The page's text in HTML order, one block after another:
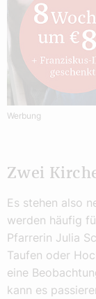
Werbung
Zwei
Es stehen also
werden häufig
Pfarrerin Julia
Taufen oder
eine
kann es